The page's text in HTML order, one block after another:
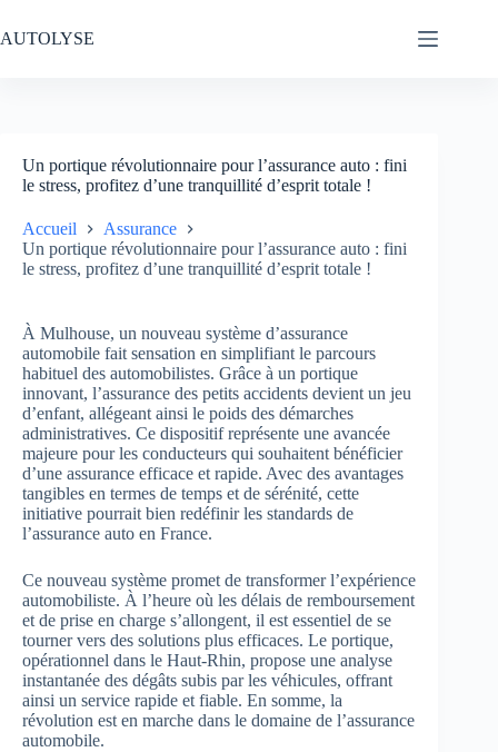
au
contenu
AUTOLYSE
Un portique révolutionnaire pour l’assurance auto : fini
le stress, profitez d’une tranquillité d’esprit totale !
Accueil
Assurance
Un portique révolutionnaire pour l’assurance auto : fini
le stress, profitez d’une tranquillité d’esprit totale !
À Mulhouse, un nouveau système d’assurance
automobile fait sensation en simplifiant le parcours
habituel des automobilistes. Grâce à un portique
innovant, l’assurance des petits accidents devient un jeu
d’enfant, allégeant ainsi le poids des démarches
administratives. Ce dispositif représente une avancée
majeure pour les conducteurs qui souhaitent bénéficier
d’une assurance efficace et rapide. Avec des avantages
tangibles en termes de temps et de sérénité, cette
initiative pourrait bien redéfinir les standards de
l’assurance auto en France.
Ce nouveau système promet de transformer l’expérience
automobiliste. À l’heure où les délais de remboursement
et de prise en charge s’allongent, il est essentiel de se
tourner vers des solutions plus efficaces. Le portique,
opérationnel dans le Haut-Rhin, propose une analyse
instantanée des dégâts subis par les véhicules, offrant
ainsi un service rapide et fiable. En somme, la
révolution est en marche dans le domaine de l’assurance
automobile.